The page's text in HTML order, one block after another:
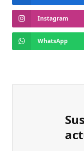
Instagram
WhatsApp